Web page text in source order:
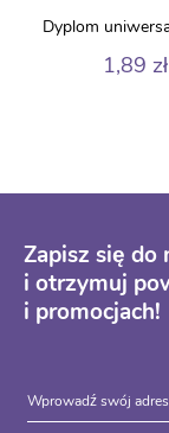
Dyplom
1,89 zł
Zapisz się do
i otrzymuj
i promocjach!